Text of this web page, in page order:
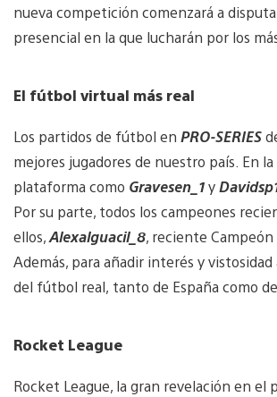
nueva competición comenzará a
presencial en la que lucharán por los
El fútbol virtual más real
Los partidos de fútbol en PRO-SERIES
mejores jugadores de nuestro país. En
plataforma como Gravesen_1y
Por su parte, todos los campeones
ellos,Alexalguacil_8, reciente Campeón
Además, para añadir interés y
del fútbol real, tanto de España como
Rocket League
Rocket League, la gran revelación en